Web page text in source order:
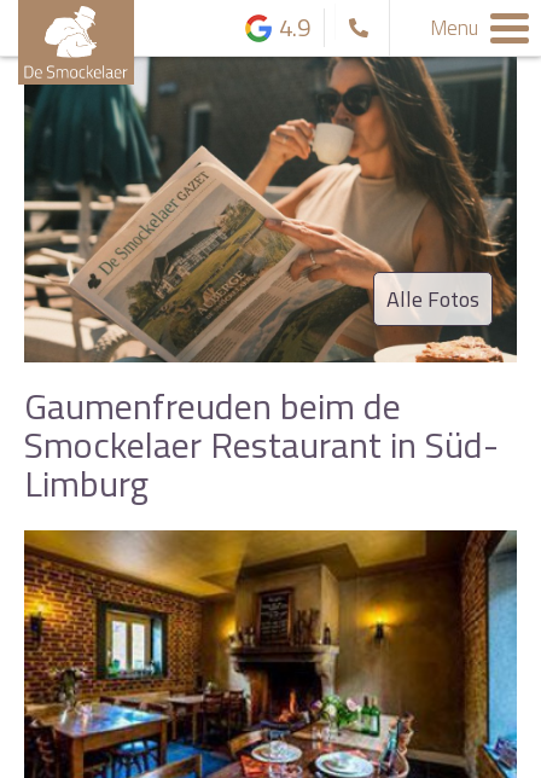
4.9 Menu
Alle Fotos
Gaumenfreuden beim de
Smockelaer Restaurant in Süd-
Limburg